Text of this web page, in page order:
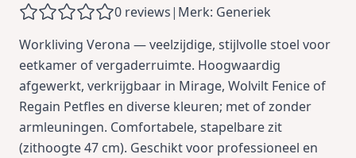
0 reviews| Merk: Generiek
Workliving Verona — veelzijdige, stijlvolle stoel voor
eetkamer of vergaderruimte. Hoogwaardig
afgewerkt, verkrijgbaar in Mirage, Wolvilt Fenice of
Regain Petfles en diverse kleuren; met of zonder
armleuningen. Comfortabele, stapelbare zit
(zithoogte 47 cm). Geschikt voor professioneel en